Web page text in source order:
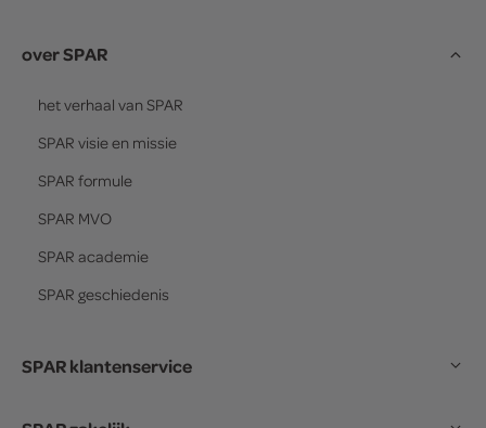
over SPAR
het verhaal van SPAR
SPAR visie en missie
SPAR formule
SPAR MVO
SPAR academie
SPAR geschiedenis
SPAR klantenservice